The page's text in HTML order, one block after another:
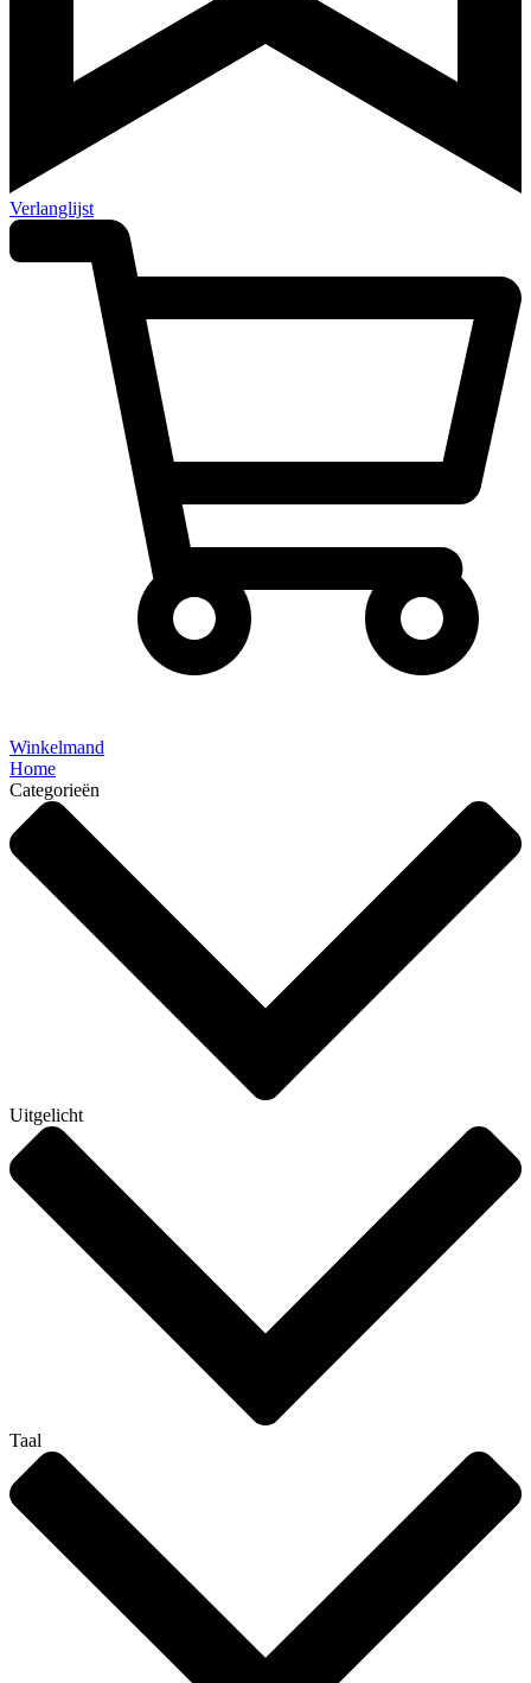
Verlanglijst
Winkelmand
Home
Categorieën
Uitgelicht
Taal